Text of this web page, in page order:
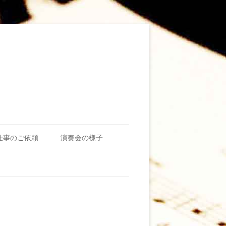
事のご依頼 演奏会の様子